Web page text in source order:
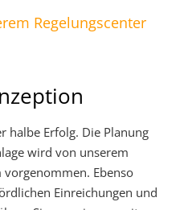
Regelungscenter
halbe Erfolg. Die Planung
wird von unserem
Ebenso
Einreichungen und